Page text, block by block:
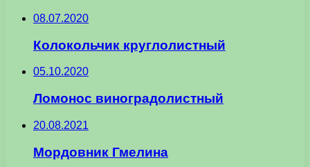
08.07.2020
Колокольчик круглолистный
05.10.2020
Ломонос виноградолистный
20.08.2021
Мордовник Гмелина